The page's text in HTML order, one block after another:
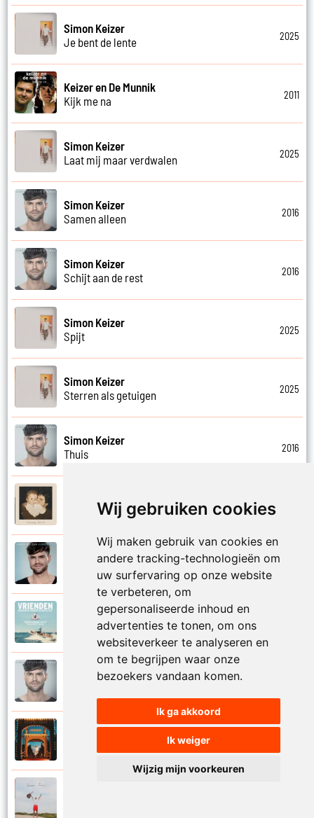
Wij gebruiken cookies
Wij maken gebruik van cookies en
andere tracking-technologieën om
uw surfervaring op onze website
te verbeteren, om
gepersonaliseerde inhoud en
advertenties te tonen, om ons
websiteverkeer te analyseren en
om te begrijpen waar onze
bezoekers vandaan komen.
Ik ga akkoord
Ik weiger
Wijzig mijn voorkeuren
Simon Keizer
Je bent de lente
2025
Keizer en De Munnik
Kijk me na
2011
Simon Keizer
Laat mij maar verdwalen
2025
Simon Keizer
Samen alleen
2016
Simon Keizer
Schijt aan de rest
2016
Simon Keizer
Spijt
2025
Simon Keizer
Sterren als getuigen
2025
Simon Keizer
Thuis
2016
Simon Keizer
Vaderdag (deel 2)
Simon Keizer
Verdwalen
Diverse artiesten
Vrienden
Simon Keizer